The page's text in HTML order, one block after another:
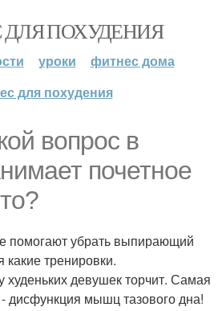
ПОХУДЕНИЯ
уроки
фитнес дома
для похудения
вопрос в
почетное
помогают убрать выпирающий
тренировки.
девушек торчит. Самая
- дисфункция мышц тазового дна!